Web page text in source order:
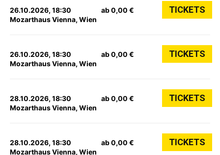
26.10.2026, 18:30
Mozarthaus Vienna, Wien
ab 0,00 € TICKETS
26.10.2026, 18:30
Mozarthaus Vienna, Wien
ab 0,00 € TICKETS
28.10.2026, 18:30
Mozarthaus Vienna, Wien
ab 0,00 € TICKETS
28.10.2026, 18:30
Mozarthaus Vienna, Wien
ab 0,00 € TICKETS